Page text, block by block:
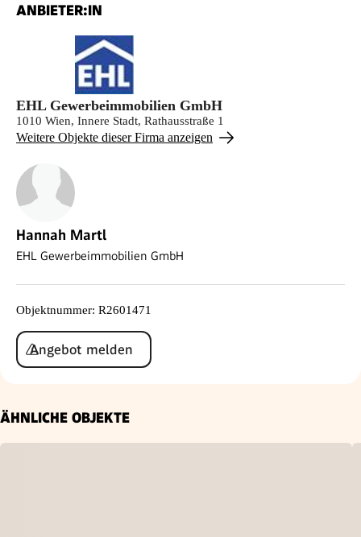
ANBIETER:IN
EHL Gewerbeimmobilien GmbH
1010 Wien, Innere Stadt, Rathausstraße 1
Weitere Objekte dieser Firma anzeigen
Hannah Martl
EHL Gewerbeimmobilien GmbH
Objektnummer: R2601471
Angebot melden
ÄHNLICHE OBJEKTE